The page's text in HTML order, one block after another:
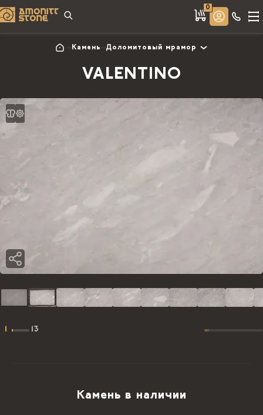
0
Камень Доломитовый мрамор
VALENTINO
1 13
Камень в наличии